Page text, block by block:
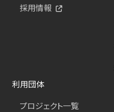
採用情報
利用団体
プロジェクト一覧